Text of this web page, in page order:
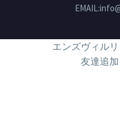
エンズヴィル
友達追